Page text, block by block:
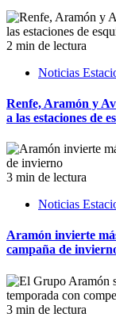
2 min de lectura
Noticias
Renfe, Aramón y
a las estaciones de
3 min de lectura
Noticias
Aramón invierte
campaña de
3 min de lectura